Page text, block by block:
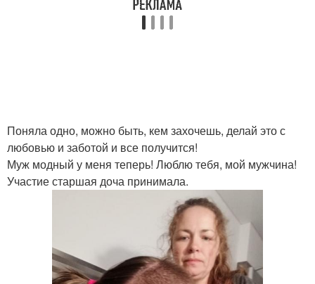
Поняла одно, можно быть, кем захочешь, делай это с
любовью и заботой и все получится!
Муж модный у меня теперь! Люблю тебя, мой мужчина!
Участие старшая доча принимала.